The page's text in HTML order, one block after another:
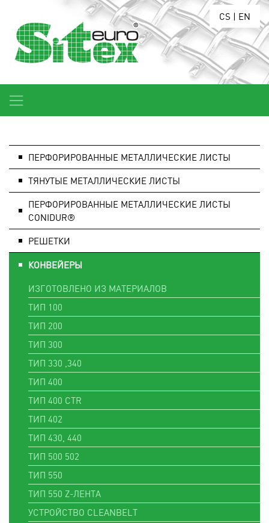
CS | EN
ПЕРФОРИРОВАННЫЕ МЕТАЛЛИЧЕСКИЕ ЛИСТЫ
ТЯНУТЫЕ МЕТАЛЛИЧЕСКИЕ ЛИСТЫ
ПЕРФОРИРОВАННЫЕ МЕТАЛЛИЧЕСКИЕ ЛИСТЫ
CONIDUR®
РЕШЕТКИ
КОНВЕЙЕРЫ
ИЗГОТОВЛЕНО ИЗ МАТЕРИАЛОВ
ТИП 100
ТИП 200
ТИП 300
ТИП 330 ,340
ТИП 400
ТИП 400 CTR
ТИП 402
ТИП 430, 440
ТИП 500 502
ТИП 550
ТИП 550 Z-ЛЕНТА
УСТРОЙСТВО CLEANBELT